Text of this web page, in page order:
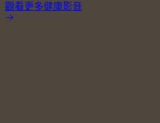
觀看更多健康影音